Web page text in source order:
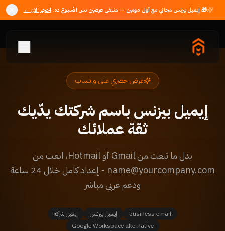
🎁 إيميل بيزنس مجاني معأول دومين — متبقي عرضينبس الأسبوع ده. احجز الان ←
عرض حصري على واتساب
إيميل بيزنس باسم شركتك يدّيك
ثقة عملائك
بدل ما تبعت من Gmail أو Hotmail، ابعت من
name@yourcompany.com - إعداد كامل خلال 24 ساعة
ودعم عربي مباشر
business email إيميل بيزنس
إيميل شركة
Google Workspace alternative